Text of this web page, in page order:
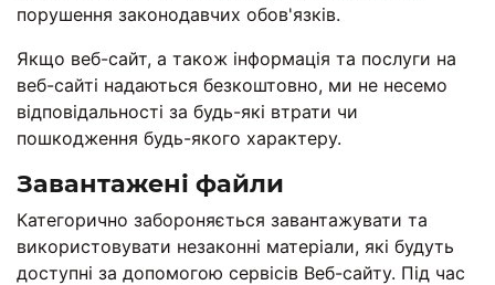
порушення законодавчих обов'язків.
Якщо веб-сайт, а також інформація та послуги на
веб-сайті надаються безкоштовно, ми не несемо
відповідальності за будь-які втрати чи
пошкодження будь-якого характеру.
Завантажені файли
Категорично забороняється завантажувати та
використовувати незаконні матеріали, які будуть
доступні за допомогою сервісів Веб-сайту. Під час